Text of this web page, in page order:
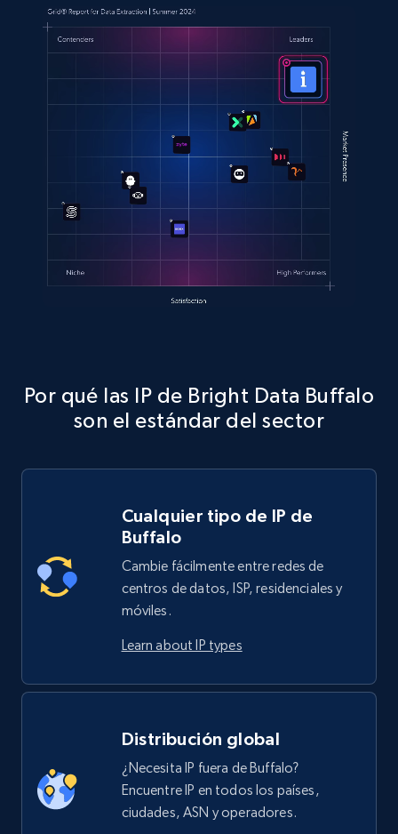
Por qué las IP de Bright Data Buffalo
son el estándar del sector
Cualquier tipo de IP de
Buffalo
Cambie fácilmente entre redes de
centros de datos, ISP, residenciales y
móviles.
Learn about IP types
Distribución global
¿Necesita IP fuera de Buffalo?
Encuentre IP en todos los países,
ciudades, ASN y operadores.